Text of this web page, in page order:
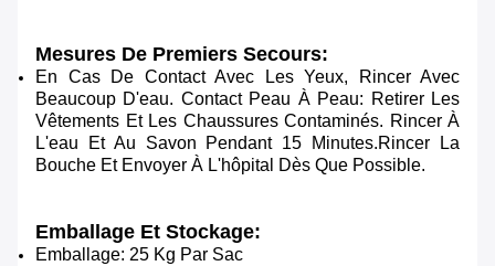
Mesures De Premiers Secours:
En Cas De Contact Avec Les Yeux, Rincer Avec
Beaucoup D'eau. Contact Peau À Peau: Retirer Les
Vêtements Et Les Chaussures Contaminés. Rincer À
L'eau Et Au Savon Pendant 15 Minutes.Rincer La
Bouche Et Envoyer À L'hôpital Dès Que Possible.
Emballage Et Stockage:
Emballage: 25 Kg Par Sac